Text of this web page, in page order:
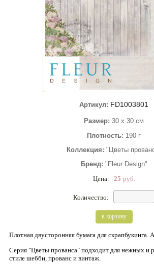
Артикул: FD1003801
Размер: 30 х 30 см
Плотность: 190 г
Коллекция: "Цветы
Бренд: "Fleur Design"
Цена:
25 руб.
Количество:
в корзину
Плотная двусторонняя бумага для скрапбукинга.
Серия "Цветы прованса" подходит для нежных и
стиле шебби, прованс и винтаж.